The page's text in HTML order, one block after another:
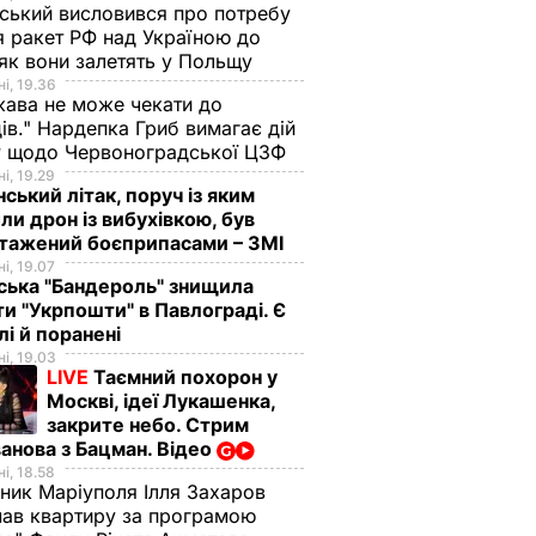
–
за
Чому Чарльз III
насправді
проігнорував 45-
річчя дружини
принца Гаррі і не
привітав невістку
6 серпня, 16.36 БУЛЬВАР
висловився про потребу
ракет РФ над Україною до
вони залетять у Польщу
19.36
не може чекати до
Нардепка Гриб вимагає дій
щодо Червоноградської ЦЗФ
19.29
літак, поруч із яким
дрон із вибухівкою, був
боєприпасами – ЗМІ
19.07
"Бандероль" знищила
"Укрпошти" в Павлограді. Є
й поранені
19.03
LIVE Таємний похорон у
Москві, ідеї Лукашенка,
закрите небо. Стрим
з Бацман. Відео
18.58
Маріуполя Ілля Захаров
квартиру за програмою